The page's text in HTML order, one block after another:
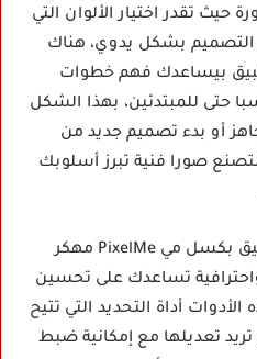
تقدر اختيار الألوان التي
بشكل يدوي، هناك
بيساعدك فهم خطوات
حتى للمبتدئين، بهذا الشكل
أو بدء تصميم جديد من
صورا فنية تبرز أسلوبك
في واجهة الرسم اليدوي بتطبيق بكسل مي PixelMe مهكر
تساعدك على تحسين
أداة التحديد التي تتيح
تعديلها مع إمكانية ضبط